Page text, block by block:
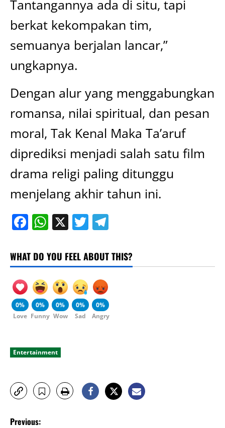
Tantangannya ada di situ, tapi
berkat kekompakan tim,
semuanya berjalan lancar,”
ungkapnya.
Dengan alur yang menggabungkan
romansa, nilai spiritual, dan pesan
moral, Tak Kenal Maka Ta’aruf
diprediksi menjadi salah satu film
drama religi paling ditunggu
menjelang akhir tahun ini.
Facebook
WhatsApp
X Twitter
WHAT DO YOU FEEL ABOUT THIS?
0%
Love
0%
Funny
0%
Wow
0%
Sad
0%
Angry
Entertainment
P
Previous: